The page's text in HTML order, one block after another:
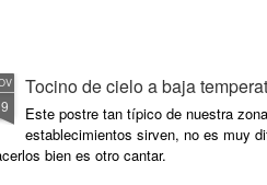
cc de nata
huevos tamaño L
y pimienta molida.
Tocino de cielo a baja
Este postre tan típico de nuestra
establecimientos sirven, no es muy
bien es otro cantar.